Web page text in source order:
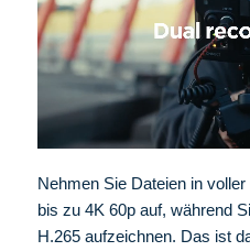
Nehmen Sie Dateien in
bis zu 4K 60p auf, während
H.265 aufzeichnen. Das ist